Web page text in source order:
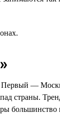
Первый —
страны.
большинство